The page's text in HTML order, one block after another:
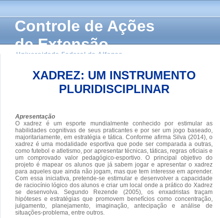
Controle de Ações
de Extensão
Universidade Federal de Alfenas
XADREZ: UM INSTRUMENTO
PLURIDISCIPLINAR
Apresentação
O xadrez é um esporte mundialmente conhecido por estimular as
habilidades cognitivas de seus praticantes e por ser um jogo baseado,
majoritariamente, em estratégia e tática. Conforme afirma Silva (2014), o
xadrez é uma modalidade esportiva que pode ser comparada a outras,
como futebol e atletismo, por apresentar técnicas, táticas, regras oficiais e
um comprovado valor pedagógico-esportivo. O principal objetivo do
projeto é mapear os alunos que já sabem jogar e apresentar o xadrez
para aqueles que ainda não jogam, mas que tem interesse em aprender.
Com essa iniciativa, pretende-se estimular e desenvolver a capacidade
de raciocínio lógico dos alunos e criar um local onde a prático do Xadrez
se desenvolva. Segundo Rezende (2005), os enxadristas traçam
hipóteses e estratégias que promovem benefícios como concentração,
julgamento, planejamento, imaginação, antecipação e análise de
situações-problema, entre outros.